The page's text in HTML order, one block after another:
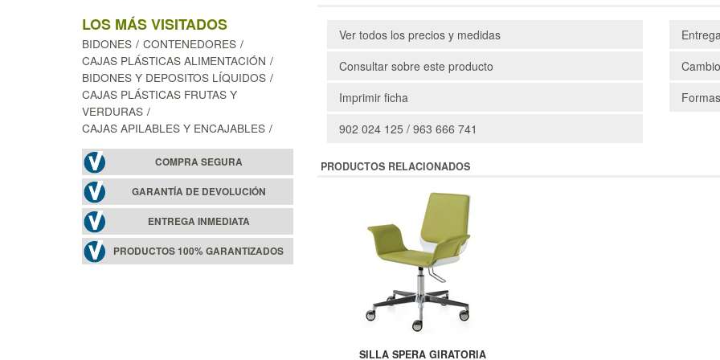
LOS MÁS VISITADOS
BIDONES
CONTENEDORES
CAJAS PLÁSTICAS ALIMENTACIÓN
BIDONES Y DEPOSITOS LÍQUIDOS
CAJAS PLÁSTICAS FRUTAS Y
VERDURAS
CAJAS APILABLES Y ENCAJABLES
COMPRA SEGURA
GARANTÍA DE DEVOLUCIÓN
ENTREGA INMEDIATA
PRODUCTOS 100% GARANTIZADOS
Ver todos los precios y medidas
Consultar sobre este producto
Imprimir ficha
902 024 125 / 963 666 741
Entrega
PRODUCTOS RELACIONADOS
SILLA SPERA GIRATORIA